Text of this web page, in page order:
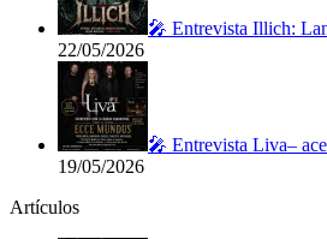
🎤 Entrevista Illich:
22/05/2026
🎤 Entrevista Liva–
19/05/2026
Artículos